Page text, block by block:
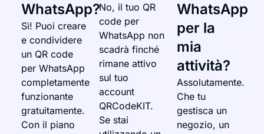
WhatsApp?
Sì! Puoi creare
e condividere
un QR code
per WhatsApp
completamente
funzionante
gratuitamente.
Con il piano
No, il tuo QR
code per
WhatsApp non
scadrà finché
rimane attivo
sul tuo
account
QRCodeKIT.
Se stai
WhatsApp
per la
mia
attività?
Assolutamente.
Che tu
gestisca un
negozio, un